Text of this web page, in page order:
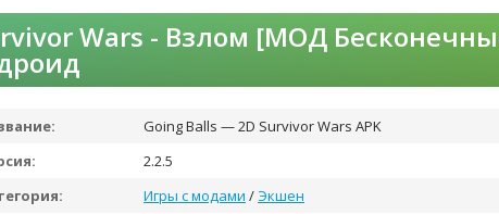
Wars - Взлом [МОД
Going Balls — 2D Survivor Wars APK
2.2.5
Игры с модами / Экшен